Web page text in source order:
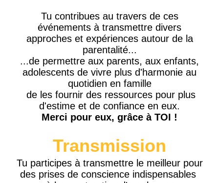
Tu contribues au travers de ces
événements à transmettre divers
approches et expériences autour de la
parentalité...
...de permettre aux parents, aux enfants,
adolescents de vivre plus d'harmonie au
quotidien en famille
de les fournir des ressources pour plus
d'estime et de confiance en eux.
Merci pour eux, grâce à TOI !
Transmission
Tu participes à transmettre le meilleur pour
des prises de conscience indispensables